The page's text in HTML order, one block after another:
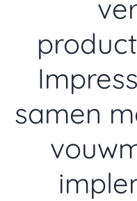
samen